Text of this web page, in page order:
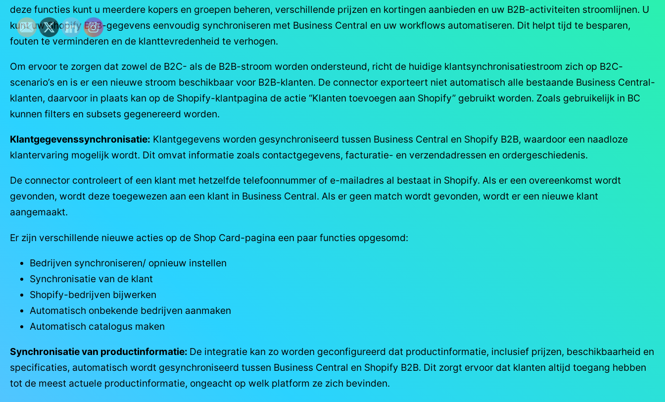
deze functies kunt u meerdere kopers en groepen beheren, verschillende prijzen en kortingen aanbieden en uw B2B-activiteiten stroomlijnen. U
kunt uw Shopify B2B-gegevens eenvoudig synchroniseren met Business Central en uw workflows automatiseren. Dit helpt tijd te besparen,
fouten te verminderen en de klanttevredenheid te verhogen.
Om ervoor te zorgen dat zowel de B2C- als de B2B-stroom worden ondersteund, richt de huidige klantsynchronisatiestroom zich op B2C-
scenario’s en is er een nieuwe stroom beschikbaar voor B2B-klanten. De connector exporteert niet automatisch alle bestaande Business Central-
klanten, daarvoor in plaats kan op de Shopify-klantpagina de actie “Klanten toevoegen aan Shopify” gebruikt worden. Zoals gebruikelijk in BC
kunnen filters en subsets gegenereerd worden.
Klantgegevenssynchronisatie: Klantgegevens worden gesynchroniseerd tussen Business Central en Shopify B2B, waardoor een naadloze
klantervaring mogelijk wordt. Dit omvat informatie zoals contactgegevens, facturatie- en verzendadressen en ordergeschiedenis.
De connector controleert of een klant met hetzelfde telefoonnummer of e-mailadres al bestaat in Shopify. Als er een overeenkomst wordt
gevonden, wordt deze toegewezen aan een klant in Business Central. Als er geen match wordt gevonden, wordt er een nieuwe klant
aangemaakt.
Er zijn verschillende nieuwe acties op de Shop Card-pagina een paar functies opgesomd:
Bedrijven synchroniseren/ opnieuw instellen
Synchronisatie van de klant
Shopify-bedrijven bijwerken
Automatisch onbekende bedrijven aanmaken
Automatisch catalogus maken
Synchronisatie van productinformatie: De integratie kan zo worden geconfigureerd dat productinformatie, inclusief prijzen, beschikbaarheid en
specificaties, automatisch wordt gesynchroniseerd tussen Business Central en Shopify B2B. Dit zorgt ervoor dat klanten altijd toegang hebben
tot de meest actuele productinformatie, ongeacht op welk platform ze zich bevinden.